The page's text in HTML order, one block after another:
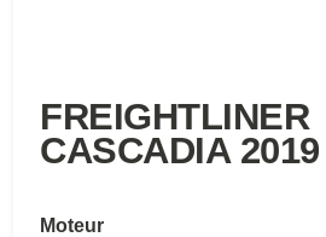
FREIGHTLINER
CASCADIA 2019
Moteur